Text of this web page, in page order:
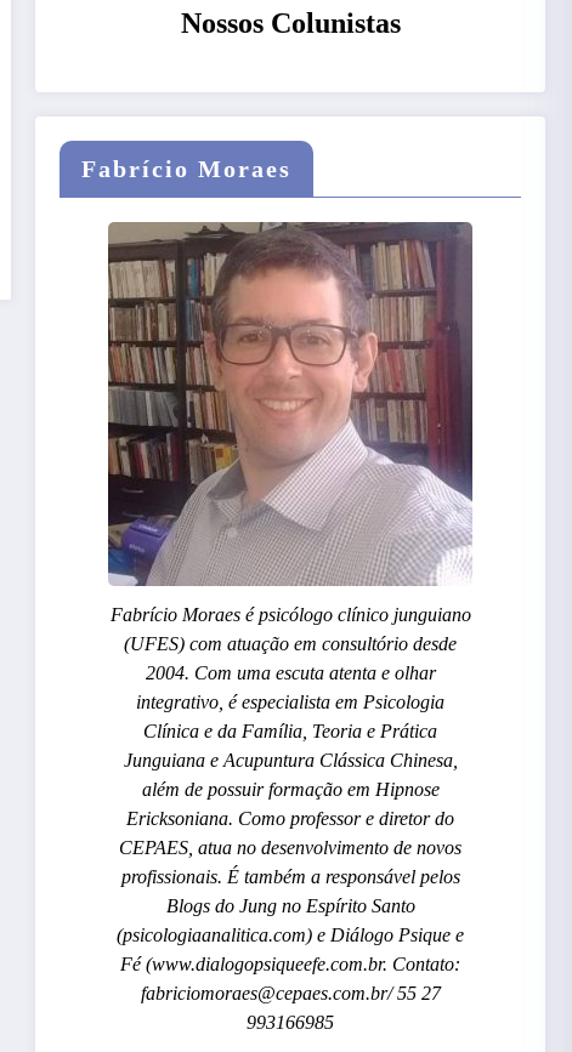
Nossos Colunistas
Fabrício Moraes
Fabrício Moraes é psicólogo clínico junguiano
(UFES) com atuação em consultório desde
2004. Com uma escuta atenta e olhar
integrativo, é especialista em Psicologia
Clínica e da Família, Teoria e Prática
Junguiana e Acupuntura Clássica Chinesa,
além de possuir formação em Hipnose
Ericksoniana. Como professor e diretor do
CEPAES, atua no desenvolvimento de novos
profissionais. É também a responsável pelos
Blogs do Jung no Espírito Santo
(psicologiaanalitica.com) e Diálogo Psique e
Fé (www.dialogopsiqueefe.com.br. Contato:
fabriciomoraes@cepaes.com.br/ 55 27
993166985